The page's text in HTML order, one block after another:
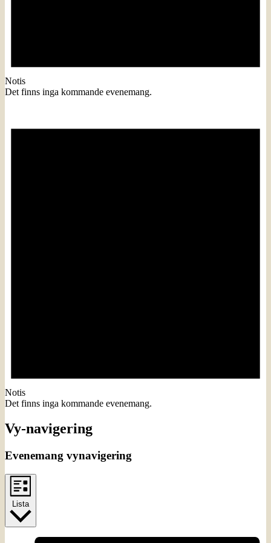
Notis
Det finns inga kommande evenemang.
Notis
Det finns inga kommande evenemang.
Vy-navigering
Evenemang vynavigering
Lista